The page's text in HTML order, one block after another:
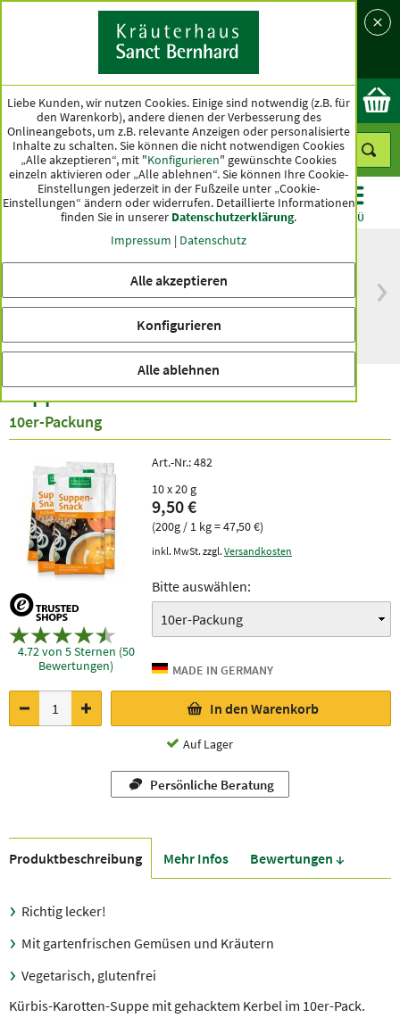
Land
Ok
KATEGORIEN ANGEBOTE TOPSELLER MENÜ
versandkostenfrei
innerhalb Deutschlands
Spitzenqualität seit
Suppen-Snack "Pottkieker"
10er-Packung
4.72 von 5 Sternen (50
Bewertungen)
Art.-Nr.:482
10 x 20 g
9,50 €
(200g / 1 kg = 47,50 €)
inkl. MwSt. zzgl. Versandkosten
Bitte auswählen:
In den Warenkorb
Auf Lager
Persönliche Beratung
Produkt­beschreibung Mehr Infos Bewer­tungen ↓
Richtig lecker!
Mit gartenfrischen Gemüsen und Kräutern
Vegetarisch, glutenfrei
Kürbis-Karotten-Suppe mit gehacktem Kerbel im 10er-Pack.
Liebe Kunden, wir nutzen Cookies. Einige sind notwendig (z.B. für
den Warenkorb), andere dienen der Verbesserung des
Onlineangebots, um z.B. relevante Anzeigen oder personalisierte
Inhalte zu schalten. Sie können die nicht notwendigen Cookies
„Alle akzeptieren“, mit "Konfigurieren" gewünschte Cookies
einzeln aktivieren oder „Alle ablehnen“. Sie können Ihre Cookie-
Einstellungen jederzeit in der Fußzeile unter „Cookie-
Einstellungen“ ändern oder widerrufen. Detaillierte Informationen
finden Sie in unserer Datenschutzerklärung.
Impressum | Datenschutz
Alle akzeptieren
Konfigurieren
Alle ablehnen